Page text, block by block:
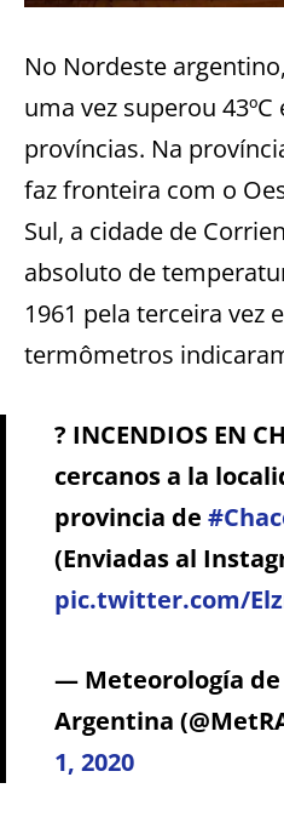
No Nordeste
uma vez superou
províncias. Na
faz fronteira com o
Sul, a cidade de
absoluto de
1961 pela terceira vez
termômetros
? INCENDIOS EN
cercanos a la
provincia de
(Enviadas al
pic.twitter.com/
— Meteorología de
Argentina
1, 2020